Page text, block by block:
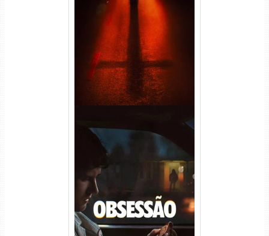
Passageiro do Mal Torrent
(2026) WEB-DL 1080p Dual
Áudio
Obsessão Torrent (2026)
WEB-DL 1080p/4K Dual
Áudio